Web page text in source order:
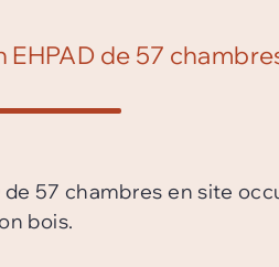
de 57
57 chambres en site
bois.